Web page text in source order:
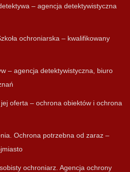
– agencja detektywistyczna
ochroniarska – kwalifikowany
– agencja detektywistyczna, biuro
oferta – ochrona obiektów i ochrona
Ochrona potrzebna od zaraz –
ochroniarz. Agencja ochrony